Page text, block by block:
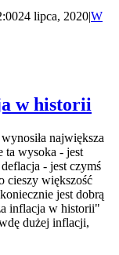
24 lipca, 2020|W
w historii
największa
ta wysoka - jest
- jest czymś
cieszy większość
jest dobrą
inflacja w historii"
dużej inflacji,